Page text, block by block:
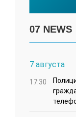
07 NEWS
7 августа
17:30